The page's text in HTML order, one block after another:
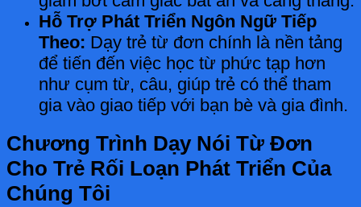
Hỗ Trợ Phát Triển Ngôn Ngữ Tiếp
Theo: Dạy trẻ từ đơn chính là nền tảng
để tiến đến việc học từ phức tạp hơn
như cụm từ, câu, giúp trẻ có thể tham
gia vào giao tiếp với bạn bè và gia đình.
Chương Trình Dạy Nói Từ Đơn
Cho Trẻ Rối Loạn Phát Triển Của
Chúng Tôi